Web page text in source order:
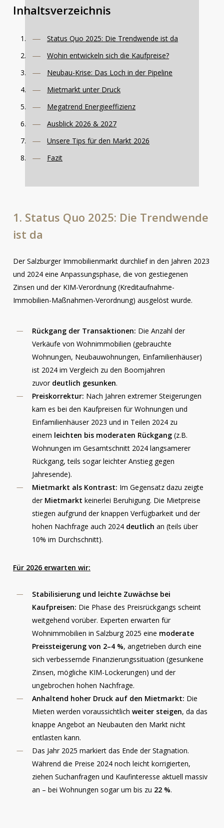
Inhaltsverzeichnis
Status Quo 2025: Die Trendwende ist da
Wohin entwickeln sich die Kaufpreise?
Neubau-Krise: Das Loch in der Pipeline
Mietmarkt unter Druck
Megatrend Energieeffizienz
Ausblick 2026 & 2027
Unsere Tips für den Markt 2026
Fazit
1. Status Quo 2025: Die Trendwende
ist da
Der Salzburger Immobilienmarkt durchlief in den Jahren 2023
und 2024 eine Anpassungsphase, die von gestiegenen
Zinsen und der KIM-Verordnung (Kreditaufnahme-
Immobilien-Maßnahmen-Verordnung) ausgelöst wurde.
Rückgang der Transaktionen: Die Anzahl der
Verkäufe von Wohnimmobilien (gebrauchte
Wohnungen, Neubauwohnungen, Einfamilienhäuser)
ist 2024 im Vergleich zu den Boomjahren
zuvor deutlich gesunken.
Preiskorrektur: Nach Jahren extremer Steigerungen
kam es bei den Kaufpreisen für Wohnungen und
Einfamilienhäuser 2023 und in Teilen 2024 zu
einem leichten bis moderaten Rückgang (z.B.
Wohnungen im Gesamtschnitt 2024 langsamerer
Rückgang, teils sogar leichter Anstieg gegen
Jahresende).
Mietmarkt als Kontrast: Im Gegensatz dazu zeigte
der Mietmarkt keinerlei Beruhigung. Die Mietpreise
stiegen aufgrund der knappen Verfügbarkeit und der
hohen Nachfrage auch 2024 deutlich an (teils über
10% im Durchschnitt).
Für 2026 erwarten wir:
Stabilisierung und leichte Zuwächse bei
Kaufpreisen: Die Phase des Preisrückgangs scheint
weitgehend vorüber. Experten erwarten für
Wohnimmobilien in Salzburg 2025 eine moderate
Preissteigerung von 2–4 %, angetrieben durch eine
sich verbessernde Finanzierungssituation (gesunkene
Zinsen, mögliche KIM-Lockerungen) und der
ungebrochen hohen Nachfrage.
Anhaltend hoher Druck auf den Mietmarkt: Die
Mieten werden voraussichtlichweiter steigen, da das
knappe Angebot an Neubauten den Markt nicht
entlasten kann.
Das Jahr 2025 markiert das Ende der Stagnation.
Während die Preise 2024 noch leicht korrigierten,
ziehen Suchanfragen und Kaufinteresse aktuell massiv
an – bei Wohnungen sogar um bis zu 22 %.